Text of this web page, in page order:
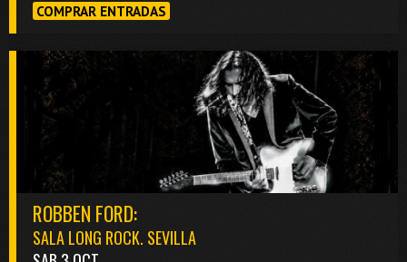
COMPRAR ENTRADAS
ROBBEN FORD:
SALA LONG ROCK. SEVILLA